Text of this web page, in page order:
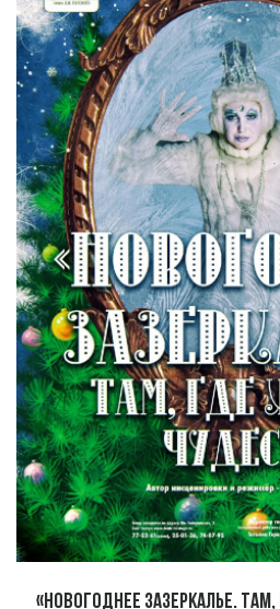
«Новогоднее зазеркалье.